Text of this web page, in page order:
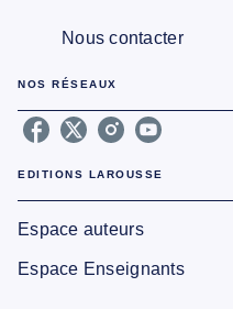
Nous contacter
NOS RÉSEAUX
EDITIONS LAROUSSE
Espace auteurs
Espace Enseignants